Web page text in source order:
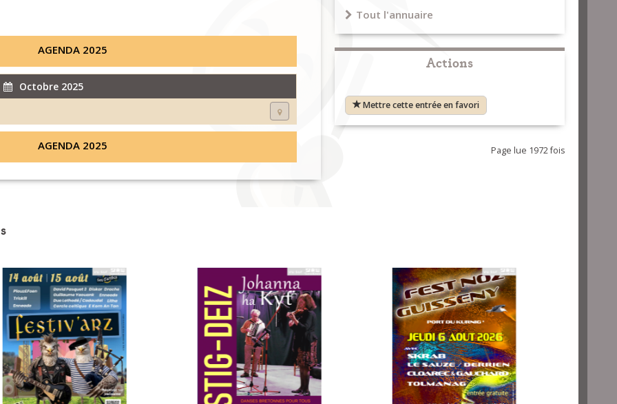
AGENDA 2025
Octobre 2025
AGENDA 2025
Tout l'annuaire
Actions
Mettre cette entrée en favori
Page lue 1972 fois